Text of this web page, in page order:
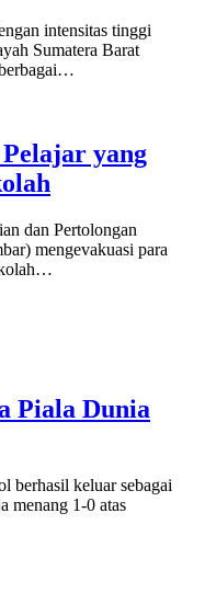
intensitas tinggi
Sumatera Barat
yang
dan Pertolongan
mengevakuasi para
Piala Dunia
keluar sebagai
menang 1-0 atas